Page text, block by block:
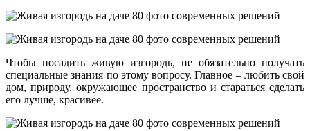
Чтобы посадить живую изгородь, не обязательно получать
специальные знания по этому вопросу. Главное – любить свой
дом, природу, окружающее пространство и стараться сделать
его лучше, красивее.